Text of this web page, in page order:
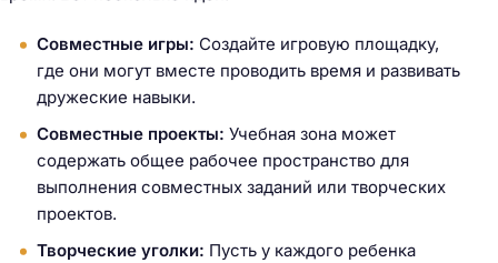
Совместные игры: Создайте игровую площадку,
где они могут вместе проводить время и развивать
дружеские навыки.
Совместные проекты: Учебная зона может
содержать общее рабочее пространство для
выполнения совместных заданий или творческих
проектов.
Творческие уголки: Пусть у каждого ребенка